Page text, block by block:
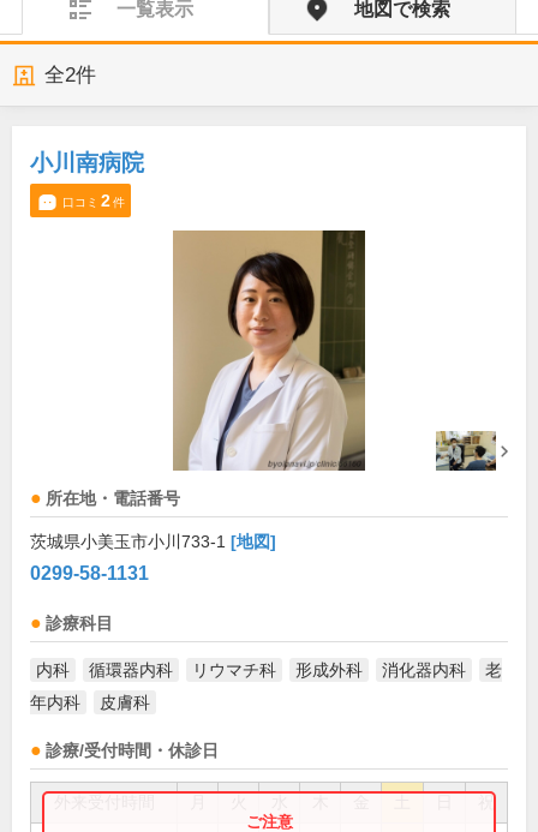
一覧表示 地図で検索
全2件
小川南病院
口コミ 2件
所在地・電話番号
茨城県小美玉市小川733-1 [地図]
0299-58-1131
診療科目
内科 循環器内科 リウマチ科 形成外科 消化器内科
老
年内科
皮膚科
診療/受付時間・休診日
祝